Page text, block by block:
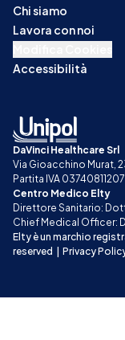
Chi siamo
Lavora con noi
Accessibilità
DaVinci Healthcare Srl
Via Gioacchino Murat,
Partita IVA
Centro Medico Elty
Direttore Sanitario:
Chief Medical Officer:
Elty è un marchio
reserved | Privacy